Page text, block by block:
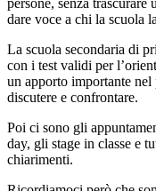
persone, senza
dare voce a chi la scuola
La scuola secondaria di
con i test validi per
un apporto importante nel
discutere e confrontare.
Poi ci sono gli
day, gli stage in classe e
chiarimenti.